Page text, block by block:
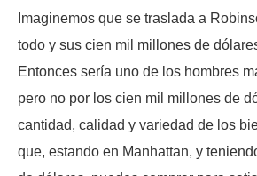
Imaginemos que se traslada a
todo y sus cien mil millones de
Entonces sería uno de los hombres
pero no por los cien mil millones de
cantidad, calidad y variedad de los
que, estando en Manhattan, y